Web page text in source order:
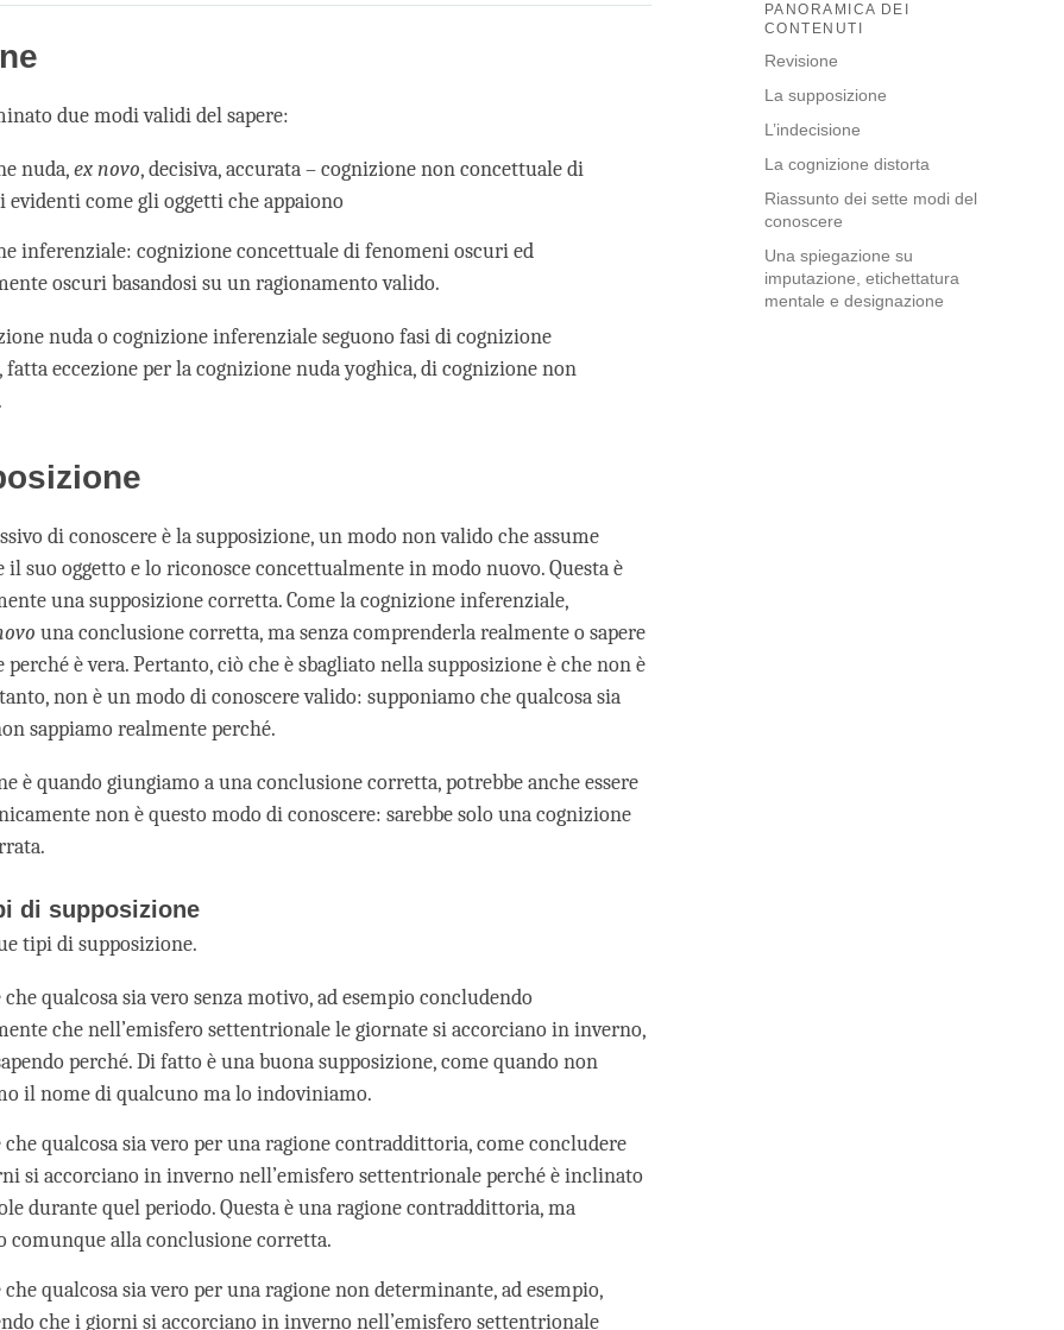
on
PANORAMICA DEI
CONTENUTI
Revisione
La supposizione
L’indecisione
La cognizione distorta
Riassunto dei sette modi del
conoscere
Una spiegazione su
imputazione, etichettatura
mentale e designazione
due modi validi del sapere:
nuda,ex novo, decisiva, accurata – cognizione non concettuale di
evidenti come gli oggetti che appaiono
inferenziale: cognizione concettuale di fenomeni oscuri ed
oscuri basandosi su un ragionamento valido.
nuda o cognizione inferenziale seguono fasi di cognizione
fatta eccezione per la cognizione nuda yoghica, di cognizione non
di conoscere è la supposizione, un modo non valido che assume
suo oggetto e lo riconosce concettualmente in modo nuovo. Questa è
una supposizione corretta. Come la cognizione inferenziale,
una conclusione corretta, ma senza comprenderla realmente o sapere
è vera. Pertanto, ciò che è sbagliato nella supposizione è che non è
non è un modo di conoscere valido: supponiamo che qualcosa sia
sappiamo realmente perché.
è quando giungiamo a una conclusione corretta, potrebbe anche essere
non è questo modo di conoscere: sarebbe solo una cognizione
di supposizione
tipi di supposizione.
qualcosa sia vero senza motivo, ad esempio concludendo
che nell’emisfero settentrionale le giornate si accorciano in inverno,
perché. Di fatto è una buona supposizione, come quando non
il nome di qualcuno ma lo indoviniamo.
che qualcosa sia vero per una ragione contraddittoria, come concludere
si accorciano in inverno nell’emisfero settentrionale perché è inclinato
durante quel periodo. Questa è una ragione contraddittoria, ma
comunque alla conclusione corretta.
che qualcosa sia vero per una ragione non determinante, ad esempio,
che i giorni si accorciano in inverno nell’emisfero settentrionale